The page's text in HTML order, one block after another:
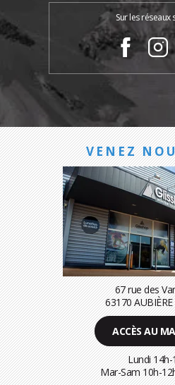
Sur les réseaux
VENEZ
67 rue des
63170 AUBIÈRE
ACCÈS AU
Lundi 14h-
Mar-Sam 10h-